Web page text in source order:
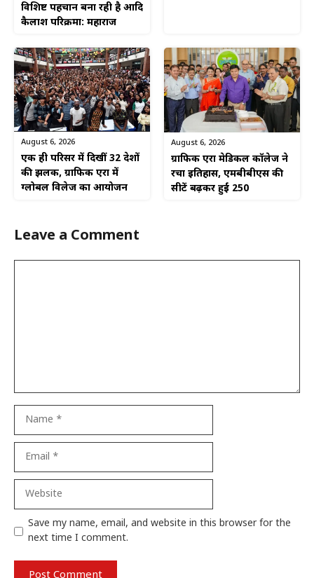
विशिष्ट पहचान बना रही है आदि
कैलाश परिक्रमा: महाराज
August 6, 2026
एक ही परिसर में दिखीं 32 देशों
की झलक, ग्राफिक एरा में
ग्लोबल विलेज का आयोजन
August 6, 2026
ग्राफिक एरा मेडिकल कॉलेज ने
रचा इतिहास, एमबीबीएस की
सीटें बढ़कर हुईं 250
Leave a Comment
Website
Save my name, email, and website in this browser for the
next time I comment.